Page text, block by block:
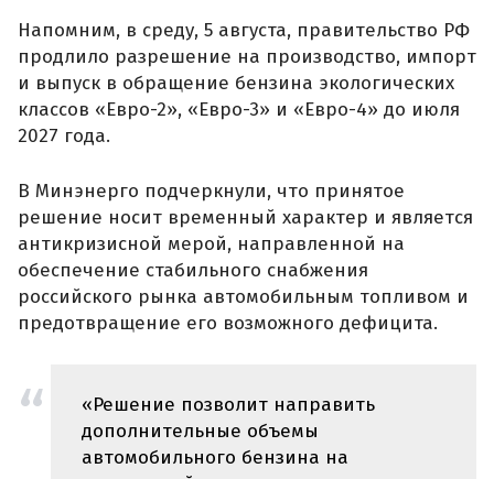
Напомним, в среду, 5 августа, правительство РФ
продлило разрешение на производство, импорт
и выпуск в обращение бензина экологических
классов «Евро-2», «Евро-3» и «Евро-4» до июля
2027 года.
В Минэнерго подчеркнули, что принятое
решение носит временный характер и является
антикризисной мерой, направленной на
обеспечение стабильного снабжения
российского рынка автомобильным топливом и
предотвращение его возможного дефицита.
«Решение позволит направить
дополнительные объемы
автомобильного бензина на